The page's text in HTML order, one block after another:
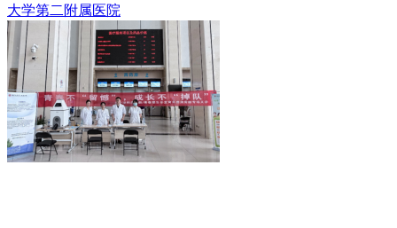
大学第二附属医院